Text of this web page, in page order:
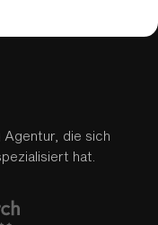
Agentur, die sich
hat.